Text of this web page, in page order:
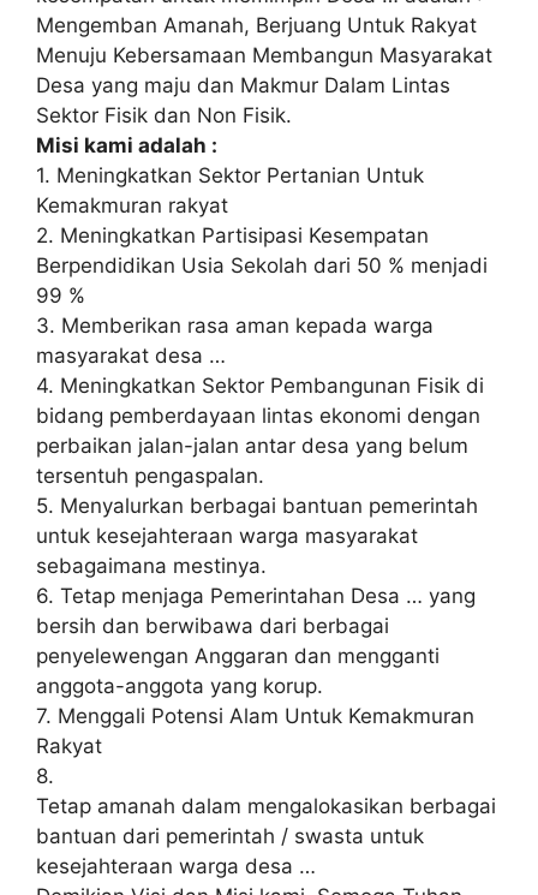
Mengemban Amanah, Berjuang Untuk Rakyat
Menuju Kebersamaan Membangun Masyarakat
Desa yang maju dan Makmur Dalam Lintas
Sektor Fisik dan Non Fisik.
Misi kami adalah :
1. Meningkatkan Sektor Pertanian Untuk
Kemakmuran rakyat
2. Meningkatkan Partisipasi Kesempatan
Berpendidikan Usia Sekolah dari 50 % menjadi
99 %
3. Memberikan rasa aman kepada warga
masyarakat desa …
4. Meningkatkan Sektor Pembangunan Fisik di
bidang pemberdayaan lintas ekonomi dengan
perbaikan jalan-jalan antar desa yang belum
tersentuh pengaspalan.
5. Menyalurkan berbagai bantuan pemerintah
untuk kesejahteraan warga masyarakat
sebagaimana mestinya.
6. Tetap menjaga Pemerintahan Desa … yang
bersih dan berwibawa dari berbagai
penyelewengan Anggaran dan mengganti
anggota-anggota yang korup.
7. Menggali Potensi Alam Untuk Kemakmuran
Rakyat
8.
Tetap amanah dalam mengalokasikan berbagai
bantuan dari pemerintah / swasta untuk
kesejahteraan warga desa …